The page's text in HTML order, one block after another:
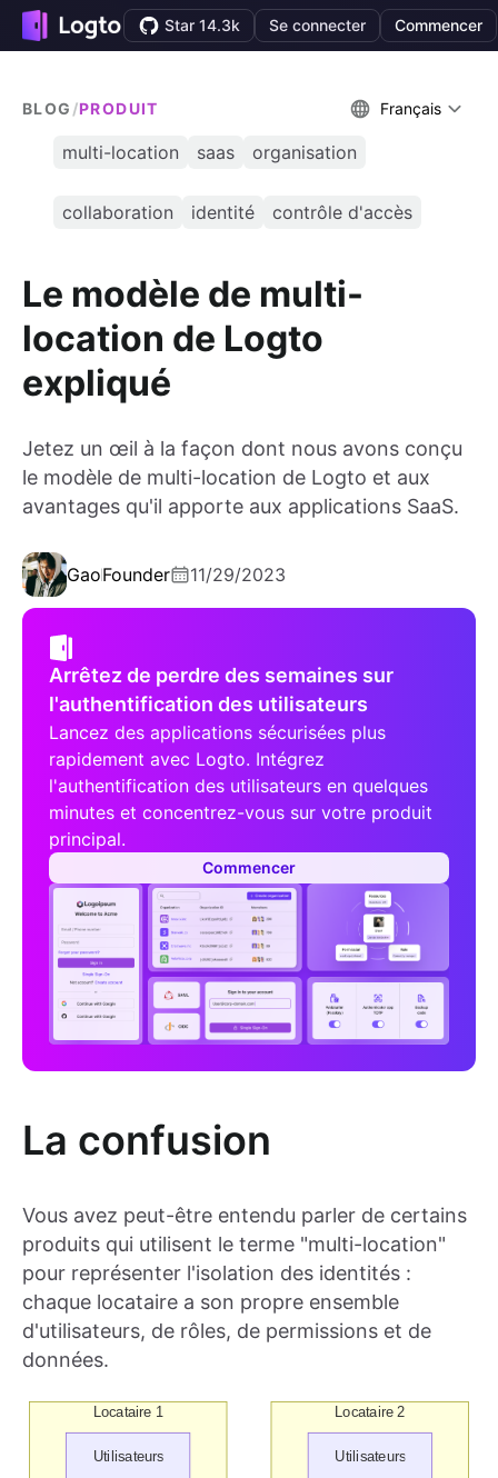
Star 14.3k Se connecter Commencer
BLOG /PRODUIT Français
multi-location saas organisation
collaboration identité contrôle d'accès
Le modèle de multi-
location de Logto
expliqué
Jetez un œil à la façon dont nous avons conçu
le modèle de multi-location de Logto et aux
avantages qu'il apporte aux applications SaaS.
GaoFounder 11/29/2023
Arrêtez de perdre des semaines sur
l'authentification des utilisateurs
Lancez des applications sécurisées plus
rapidement avec Logto. Intégrez
l'authentification des utilisateurs en quelques
minutes et concentrez-vous sur votre produit
principal.
Commencer
La confusion
Vous avez peut-être entendu parler de certains
produits qui utilisent le terme "multi-location"
pour représenter l'isolation des identités :
chaque locataire a son propre ensemble
d'utilisateurs, de rôles, de permissions et de
données.